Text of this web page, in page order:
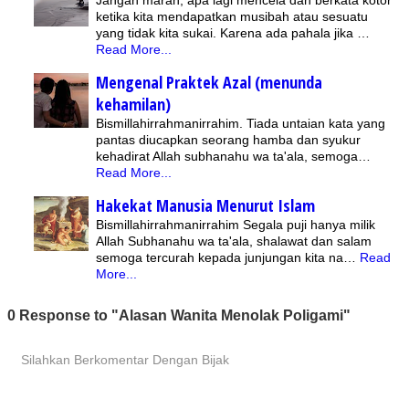
ketika kita mendapatkan musibah atau sesuatu
yang tidak kita sukai. Karena ada pahala jika …
Read More...
Mengenal Praktek Azal (menunda
kehamilan)
Bismillahirrahmanirrahim. Tiada untaian kata yang
pantas diucapkan seorang hamba dan syukur
kehadirat Allah subhanahu wa ta'ala, semoga…
Read More...
Hakekat Manusia Menurut Islam
Bismillahirrahmanirrahim Segala puji hanya milik
Allah Subhanahu wa ta'ala, shalawat dan salam
semoga tercurah kepada junjungan kita na… Read
More...
0 Response to "Alasan Wanita Menolak Poligami"
Silahkan Berkomentar Dengan Bijak